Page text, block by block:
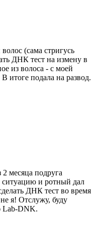
(сама стригусь
ДНК тест на измену в
из волоса - с моей
подала на развод.
месяца подруга
ситуацию и ротный дал
ДНК тест во время
я! Отслужу, буду
Lab-DNK.